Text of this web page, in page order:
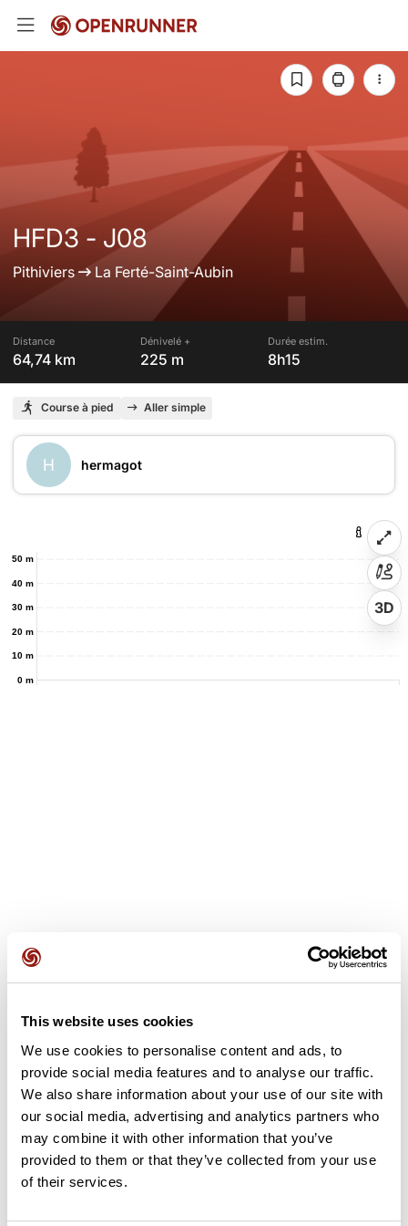
This website uses cookies
We use cookies to personalise content and ads, to
provide social media features and to analyse our traffic.
We also share information about your use of our site with
our social media, advertising and analytics partners who
may combine it with other information that you’ve
provided to them or that they’ve collected from your use
of their services.
HFD3 - J08
Pithiviers La Ferté-Saint-Aubin
Distance
64,74 km
Dénivelé +
225 m
Durée estim.
8h15
Course à pied Aller simple
H hermagot
0 m
10 m
20 m
30 m
40 m
50 m
3D
Ajouter un avis
Découvrez ce parcours de course à pied de 64,7 km qui